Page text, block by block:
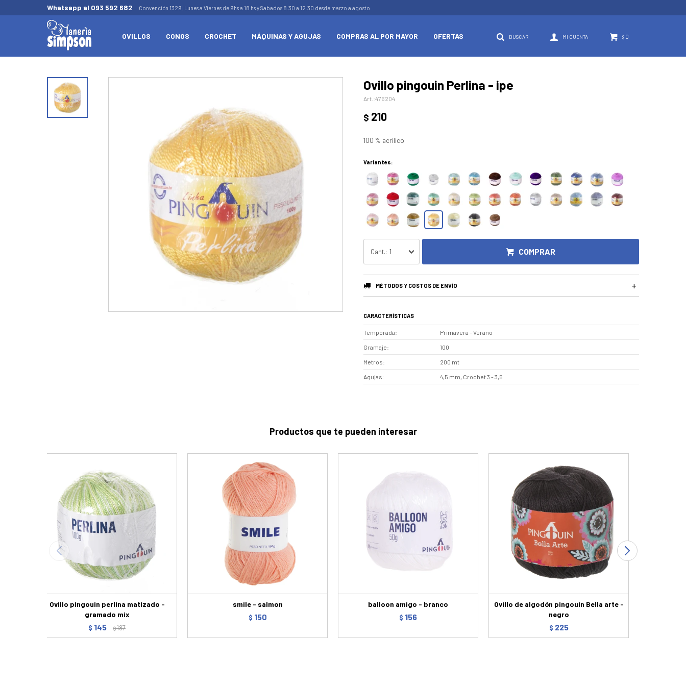
OVILLOS CONOS CROCHET MÁQUINAS Y AGUJAS COMPRAS AL POR MAYOR OFERTAS $ 0
Whatsapp al 093 592 682 Convención 1329 | Lunes a Viernes de 9hs a 18 hs y Sabados 8.30 a 12.30 desde marzo a agosto
Ovillo pingouin Perlina - ipe
476204
$ 210
100 % acrílico
Variantes:
1 COMPRAR
MÉTODOS Y COSTOS DE ENVÍO
CARACTERÍSTICAS
Temporada Primavera - Verano
Gramaje 100
Metros 200 mt
Agujas 4,5 mm, Crochet 3 - 3,5
Productos que te pueden interesar
Ovillo pingouin perlina matizado -
gramado mix
$ 145 $187
smile - salmon
$ 150
balloon amigo - branco
$ 156
Ovillo de algodón pingouin Bella arte -
negro
$ 225